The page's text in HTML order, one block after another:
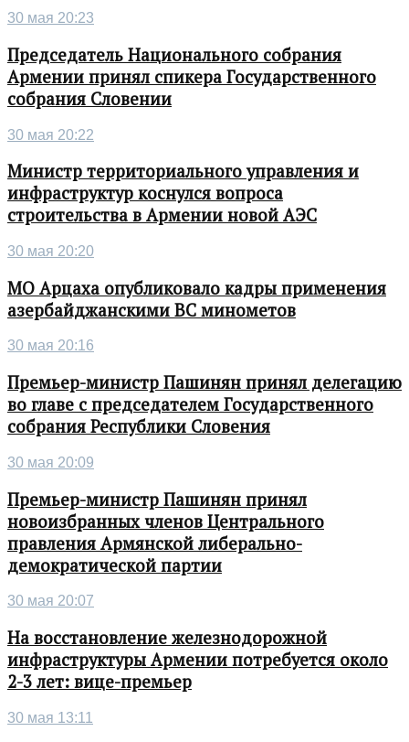
30 мая 20:23
Председатель Национального собрания
Армении принял спикера Государственного
собрания Словении
30 мая 20:22
Министр территориального управления и
инфраструктур коснулся вопроса
строительства в Армении новой АЭС
30 мая 20:20
МО Арцаха опубликовало кадры применения
азербайджанскими ВС минометов
30 мая 20:16
Премьер-министр Пашинян принял делегацию
во главе с председателем Государственного
собрания Республики Словения
30 мая 20:09
Премьер-министр Пашинян принял
новоизбранных членов Центрального
правления Армянской либерально-
демократической партии
30 мая 20:07
На восстановление железнодорожной
инфраструктуры Армении потребуется около
2-3 лет: вице-премьер
30 мая 13:11